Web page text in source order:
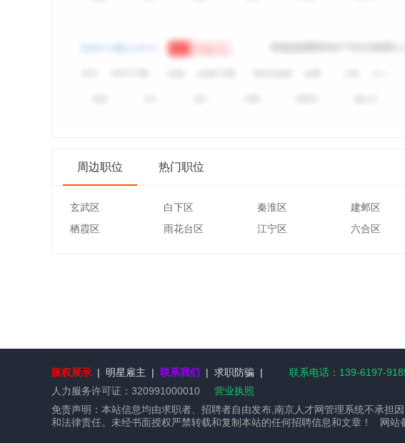
周边职位 热门职位
玄武区 白下区 秦淮区 建邺区
栖霞区
雨花台区 江宁区 六合区
版权展示 | 明星雇主 | 联系我们 | 求职防骗 |
联系电话：139-6197-
人力服务许可证： 320991000010
营业执照
免责声明：本站信息均由求职者、招聘者自由发布,南京人才网管理系统不承担
和法律责任。未经书面授权严禁转载和复制本站的任何招聘信息和文章！ 网站